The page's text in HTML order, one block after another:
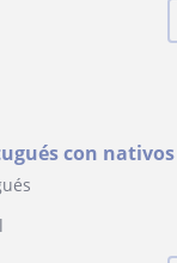
con nativos